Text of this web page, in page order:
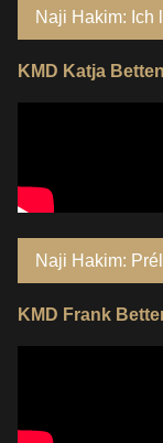
Naji Hakim: Ich
KMD Katja
Naji Hakim:
KMD Frank